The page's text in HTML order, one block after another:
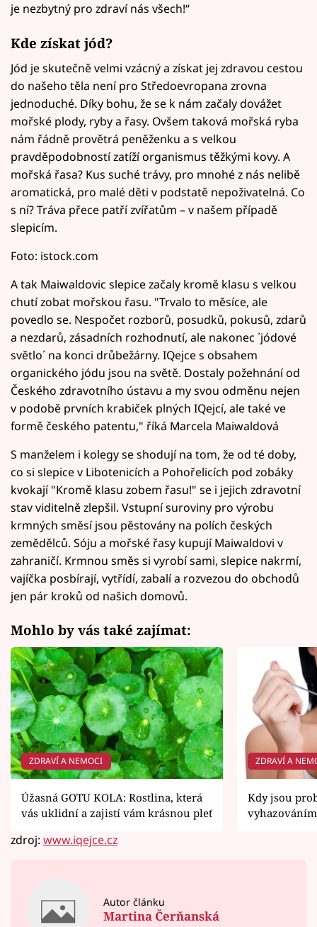
je nezbytný pro zdraví nás všech!“
Kde získat jód?
Jód je skutečně velmi vzácný a získat jej zdravou cestou
do našeho těla není pro Středoevropana zrovna
jednoduché. Díky bohu, že se k nám začaly dovážet
mořské plody, ryby a řasy. Ovšem taková mořská ryba
nám řádně provětrá peněženku a s velkou
pravděpodobností zatíží organismus těžkými kovy. A
mořská řasa? Kus suché trávy, pro mnohé z nás nelibě
aromatická, pro malé děti v podstatě nepoživatelná. Co
s ní? Tráva přece patří zvířatům – v našem případě
slepicím.
Foto: istock.com
A tak Maiwaldovic slepice začaly kromě klasu s velkou
chutí zobat mořskou řasu. "Trvalo to měsíce, ale
povedlo se. Nespočet rozborů, posudků, pokusů, zdarů
a nezdarů, zásadních rozhodnutí, ale nakonec ´jódové
světlo´ na konci drůbežárny. IQejce s obsahem
organického jódu jsou na světě. Dostaly požehnání od
Českého zdravotního ústavu a my svou odměnu nejen
v podobě prvních krabiček plných IQejcí, ale také ve
formě českého patentu," říká Marcela Maiwaldová
S manželem i kolegy se shodují na tom, že od té doby,
co si slepice v Libotenicích a Pohořelicích pod zobáky
kvokají "Kromě klasu zobem řasu!" se i jejich zdravotní
stav viditelně zlepšil. Vstupní suroviny pro výrobu
krmných směsí jsou pěstovány na polích českých
zemědělců. Sóju a mořské řasy kupují Maiwaldovi v
zahraničí. Krmnou směs si vyrobí sami, slepice nakrmí,
vajíčka posbírají, vytřídí, zabalí a rozvezou do obchodů
jen pár kroků od našich domovů.
Mohlo by vás také zajímat:
ZDRAVÍ A NEMOCI
Úžasná GOTU KOLA: Rostlina, která
vás uklidní a zajistí vám krásnou pleť
ZDRAVÍ A
Kdy jsou
zdroj: www.iqejce.cz
Autor článku
Martina Čerňanská